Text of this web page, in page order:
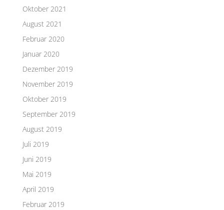
Oktober 2021
August 2021
Februar 2020
Januar 2020
Dezember 2019
November 2019
Oktober 2019
September 2019
August 2019
Juli 2019
Juni 2019
Mai 2019
April 2019
Februar 2019